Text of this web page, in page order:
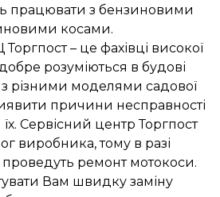
працювати з бензиновими
косами.
– це фахівці високої
розуміються в будові
різними моделями садової
причини несправності
Сервісний центр Торгпост
виробника, тому в разі
ремонт мотокоси.
Вам швидку заміну